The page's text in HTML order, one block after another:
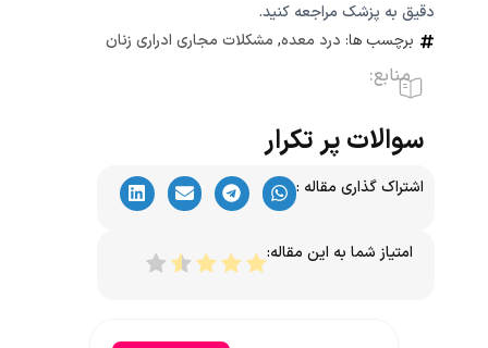
دقیق به پزشک مراجعه کنید.
برچسب ها: درد معده, مشکلات مجاری ادراری زنان
منابع:
سوالات پر تکرار
اشتراک گذاری مقاله :
امتیاز شما به این مقاله: